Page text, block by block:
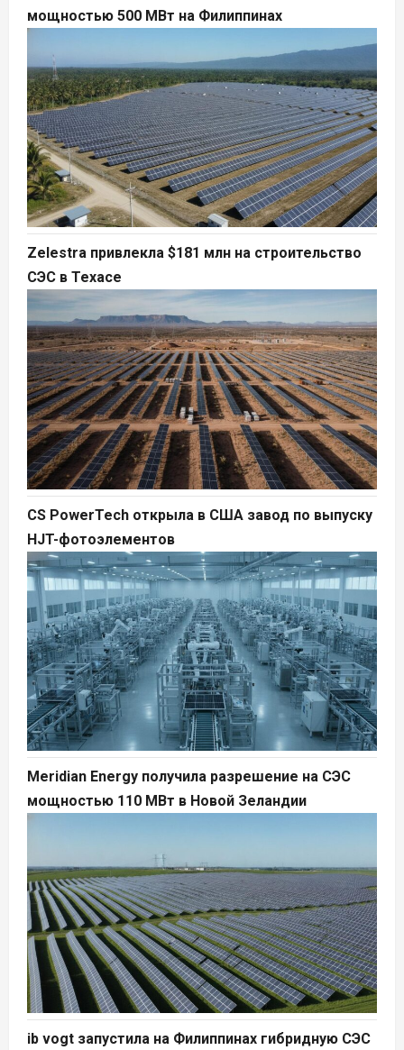
мощностью 500 МВт на Филиппинах
Zelestra привлекла $181 млн на строительство
СЭС в Техасе
CS PowerTech открыла в США завод по выпуску
HJT-фотоэлементов
Meridian Energy получила разрешение на СЭС
мощностью 110 МВт в Новой Зеландии
ib vogt запустила на Филиппинах гибридную СЭС